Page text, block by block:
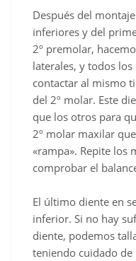
Después del
inferiores y del
2º premolar,
laterales, y todos
contactar al mismo
del 2º molar. Este
que los otros para
2º molar maxilar
«rampa». Repite los
comprobar el
El último diente en
inferior. Si no hay
diente, podemos
teniendo cuidado